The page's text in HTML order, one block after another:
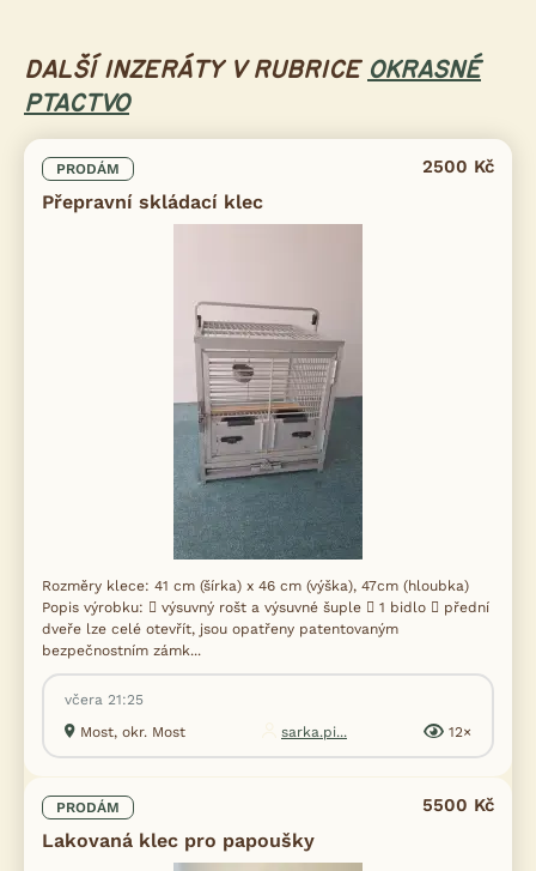
DALŠÍ INZERÁTY V RUBRICE OKRASNÉ
PTACTVO
PRODÁM
Přepravní skládací klec
2500 Kč
Rozměry klece: 41 cm (šírka) x 46 cm (výška), 47cm (hloubka)
Popis výrobku:  výsuvný rošt a výsuvné šuple  1 bidlo  přední
dveře lze celé otevřít, jsou opatřeny patentovaným
bezpečnostním zámk...
včera 21:25
Most, okr. Most
sarka.pi... 12×
PRODÁM
Lakovaná klec pro papoušky
5500 Kč